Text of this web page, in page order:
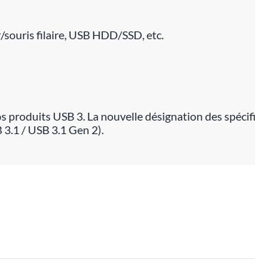
filaire, USB HDD/SSD, etc.
USB 3. La nouvelle désignation des
/ USB 3.1 Gen 2).